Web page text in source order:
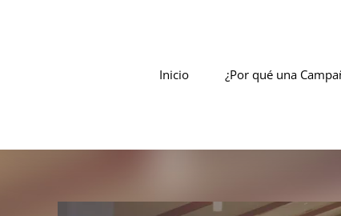
Inicio ¿Por qué una